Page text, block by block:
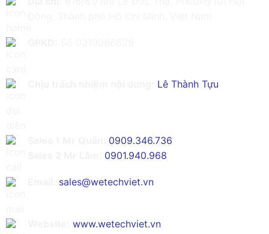
Lê Thành Tựu
0909.346.736
0901.940.968
sales@wetechviet.vn
www.wetechviet.vn